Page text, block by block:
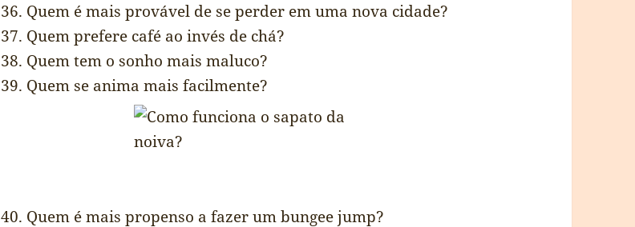
36. Quem é mais provável de se perder em uma nova cidade?
37. Quem prefere café ao invés de chá?
38. Quem tem o sonho mais maluco?
39. Quem se anima mais facilmente?
40. Quem é mais propenso a fazer um bungee jump?